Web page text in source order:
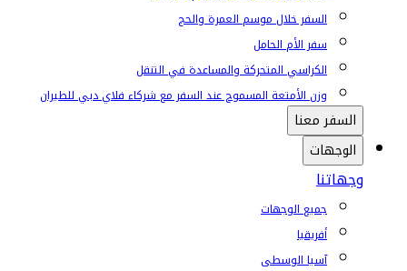
السفر خلال موسم العمرة والحج
سفر الأم الحامل
الكراسي المتحركة والمساعدة في التنقل
وزن الأمتعة المسموح عند السفر مع شركاء فلاي دبي للطيران
السفر معنا
الوجهات
وجهاتنا
جميع الوجهات
أفريقيا
آسيا الوسطى